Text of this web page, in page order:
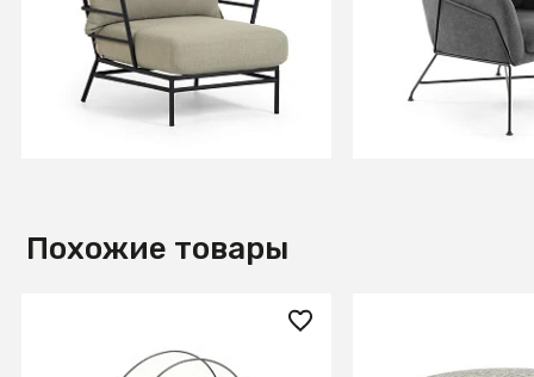
В КОРЗИНУ
Похожие товары
11 990 ₽